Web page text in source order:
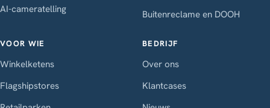
AI-cameratelling
Buitenreclame en DOOH
VOOR WIE
Winkelketens
Flagshipstores
BEDRIJF
Over ons
Klantcases